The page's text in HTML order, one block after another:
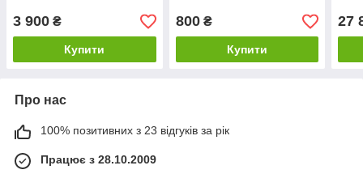
3 900 ₴
Купити
800₴
Купити
27
Про нас
100% позитивних з 23 відгуків за рік
Працює з 28.10.2009